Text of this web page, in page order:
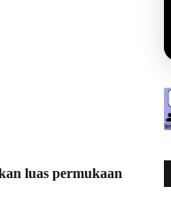
luas permukaan